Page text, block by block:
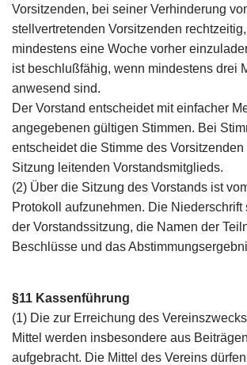
Vorsitzenden, bei seiner Verhinderung
stellvertretenden Vorsitzenden
mindestens eine Woche vorher
ist beschlußfähig, wenn mindestens drei
anwesend sind.
Der Vorstand entscheidet mit einfacher
angegebenen gültigen Stimmen. Bei
entscheidet die Stimme des Vorsitzenden
Sitzung leitenden Vorstandsmitglieds.
(2) Über die Sitzung des Vorstands ist
Protokoll aufzunehmen. Die Niederschrift
der Vorstandssitzung, die Namen der
Beschlüsse und das
§11 Kassenführung
(1) Die zur Erreichung des
Mittel werden insbesondere aus
aufgebracht. Die Mittel des Vereins